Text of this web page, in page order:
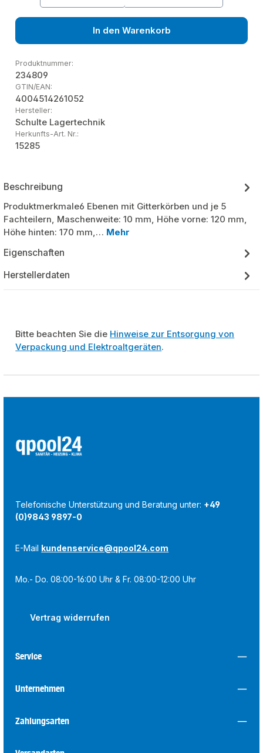
In den Warenkorb
Produktnummer:
234809
GTIN/EAN:
4004514261052
Hersteller:
Schulte Lagertechnik
Herkunfts-Art. Nr.:
15285
Beschreibung
Produktmerkmale6 Ebenen mit Gitterkörben und je 5
Fachteilern, Maschenweite: 10 mm, Höhe vorne: 120 mm,
Höhe hinten: 170 mm,… Mehr
Eigenschaften
Herstellerdaten
Bitte beachten Sie die Hinweise zur Entsorgung von
Verpackung und Elektroaltgeräten.
Telefonische Unterstützung und Beratung unter: +49
(0)9843 9897-0
E-Mail kundenservice@qpool24.com
Mo.- Do. 08:00-16:00 Uhr & Fr. 08:00-12:00 Uhr
Vertrag widerrufen
Service
Unternehmen
Zahlungsarten